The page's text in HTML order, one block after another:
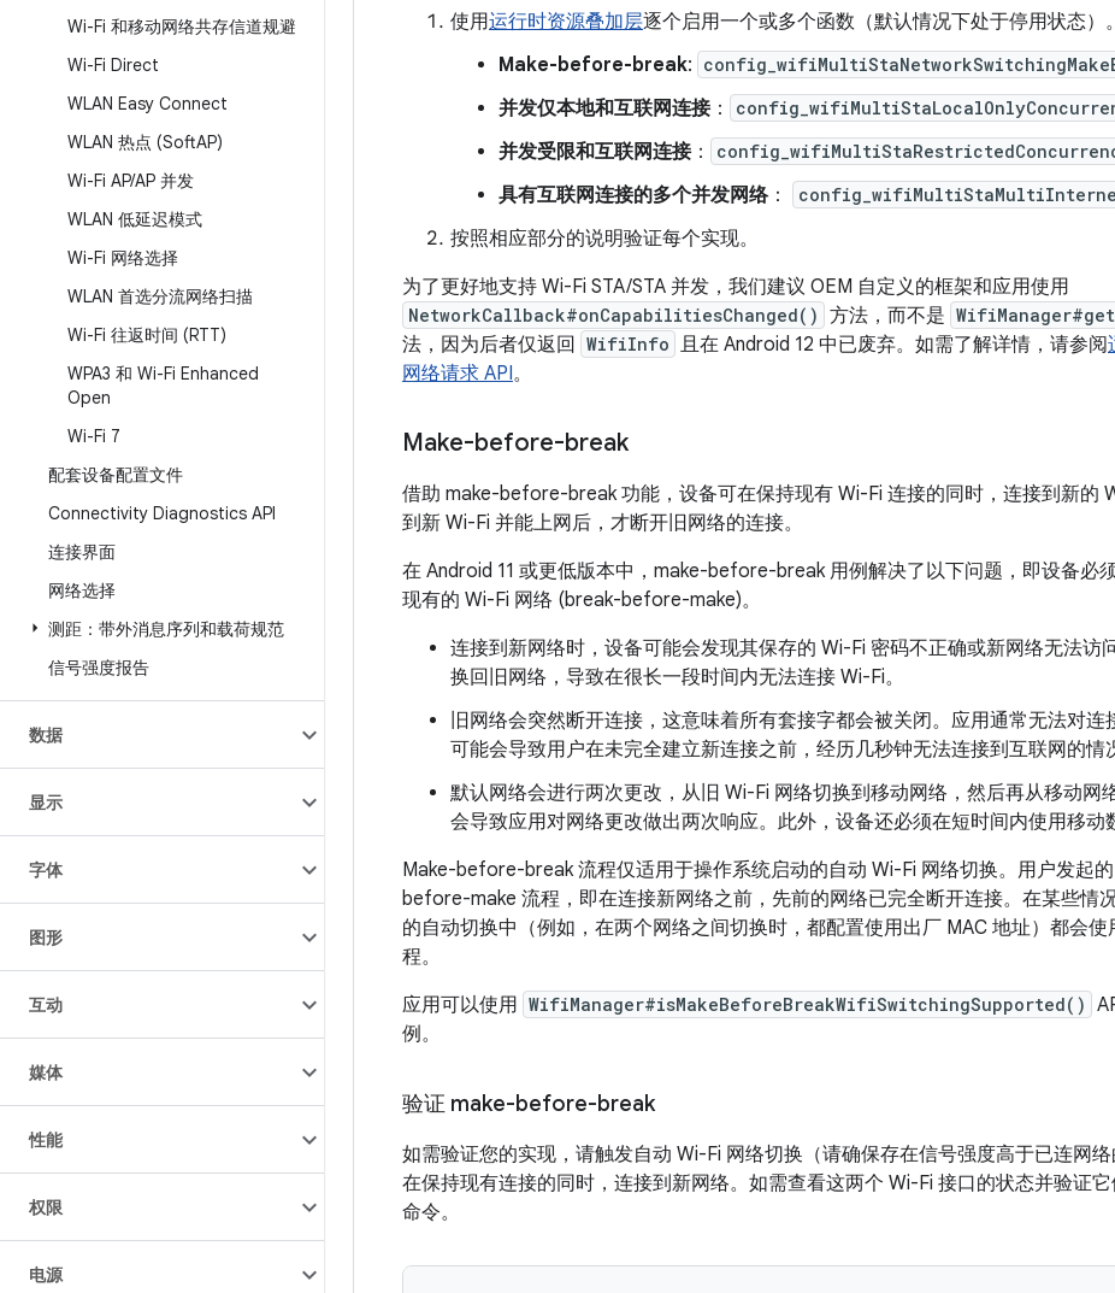
Wi-Fi 和移动网络共存信道规避
Wi-Fi Direct
WLAN Easy Connect
WLAN 热点 (SoftAP)
Wi-Fi AP/AP 并发
WLAN 低延迟模式
Wi-Fi 网络选择
WLAN 首选分流网络扫描
Wi-Fi 往返时间 (RTT)
WPA3 和 Wi-Fi Enhanced
Open
Wi-Fi 7
配套设备配置文件
Connectivity Diagnostics API
连接界面
网络选择
测距：带外消息序列和载荷规范
信号强度报告
数据
显示
字体
图形
互动
媒体
性能
权限
电源
使用运行时资源叠加层逐个启用一个或多个函数（默认情况下处于停用状态）。
Make-before-break:
并发仅本地和互联网连接：
并发受限和互联网连接：
具有互联网连接的多个并发网络：
按照相应部分的说明验证每个实现。
为了更好地支持 Wi-Fi STA/STA 并发，我们建议 OEM 自定义的框架和应用使用
NetworkCallback#onCapabilitiesChanged() 方法，而不是
法，因为后者仅返回
WifiInfo 且在 Android 12 中已废弃。如需了解详情，请参阅
网络请求 API。
Make-before-break
借助 make-before-break 功能，设备可在保持现有 Wi-Fi 连接的同时，连接到新的
到新 Wi-Fi 并能上网后，才断开旧网络的连接。
在 Android 11 或更低版本中，make-before-break 用例解决了以下问题，即设备必
现有的 Wi-Fi 网络 (break-before-make)。
连接到新网络时，设备可能会发现其保存的 Wi-Fi 密码不正确或新网络无法访
换回旧网络，导致在很长一段时间内无法连接 Wi-Fi。
旧网络会突然断开连接，这意味着所有套接字都会被关闭。应用通常无法对
可能会导致用户在未完全建立新连接之前，经历几秒钟无法连接到互联网的情
默认网络会进行两次更改，从旧 Wi-Fi 网络切换到移动网络，然后再从移动网
会导致应用对网络更改做出两次响应。此外，设备还必须在短时间内使用移动
Make-before-break 流程仅适用于操作系统启动的自动 Wi-Fi 网络切换。用户发起
before-make 流程，即在连接新网络之前，先前的网络已完全断开连接。在某些情
的自动切换中（例如，在两个网络之间切换时，都配置使用出厂 MAC 地址）都会
程。
应用可以使用 WifiManager#isMakeBeforeBreakWifiSwitchingSupported()
例。
验证 make-before-break
如需验证您的实现，请触发自动 Wi-Fi 网络切换（请确保存在信号强度高于已连网
在保持现有连接的同时，连接到新网络。如需查看这两个 Wi-Fi 接口的状态并验证
命令。